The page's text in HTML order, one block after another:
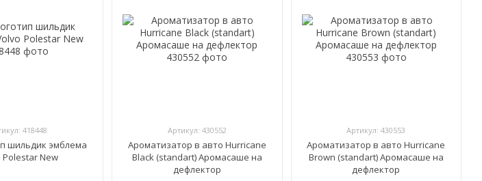
418448
шильдик эмблема
Polestar New
Артикул: 430552
Ароматизатор в авто Hurricane
Black (standart) Аромасаше на
дефлектор
Артикул: 430553
Ароматизатор в авто Hurricane
Brown (standart) Аромасаше на
дефлектор